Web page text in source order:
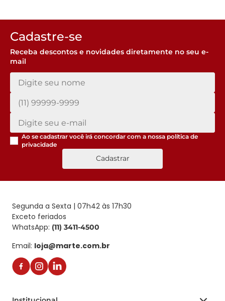
Cadastre-se
Receba descontos e novidades diretamente no seu e-
mail
Ao se cadastrar você irá concordar com a nossa política de
privacidade
Cadastrar
Segunda a Sexta | 07h42 às 17h30
Exceto feriados
WhatsApp: (11) 3411-4500
Email: loja@marte.com.br